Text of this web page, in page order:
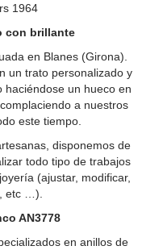
1964
con brillante
en Blanes (Girona).
un trato personalizado y
haciéndose un hueco en
a nuestros
este tiempo.
disponemos de
todo tipo de trabajos
(ajustar, modificar,
etc …).
AN3778
en anillos de